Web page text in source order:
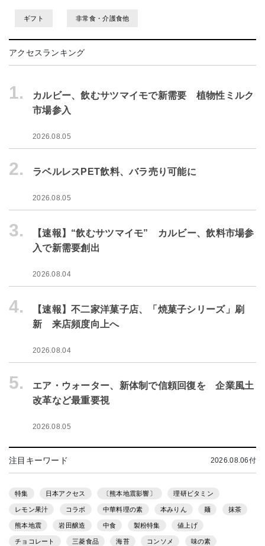
ギフト 非常食・介護食他
アクセスランキング
1.
カルビー、飲むサツマイモで新需要 植物性ミルク
市場参入
2026.08.05
2. ラベルレスPET飲料、バラ売り可能に
2026.08.05
3.
【速報】“飲むサツマイモ” カルビー、飲料市場参
入で新需要創出
2026.08.04
4.
【速報】不二家洋菓子店、「焼菓子シリーズ」刷
新 来店頻度向上へ
2026.08.04
5.
エア・ウォーター、新体制で信頼回復を 企業風土
改革など最重要視
2026.08.05
注目キーワード 2026.08.06付
特集 日本アクセス 〔熊本地震影響〕 理研ビタミン
レモン果汁 コラボ 中華料理の素 本みりん 麺 抹茶
熊本地震 岩田醸造 中食 製粉特集 値上げ
チョコレート 三菱食品 海苔 コンソメ 味の素